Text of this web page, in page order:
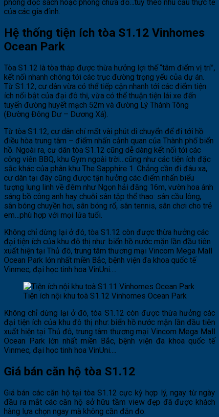
phòng đọc sách hoặc phòng chứa đồ…tùy theo nhu cầu thực tế
của các gia đình.
Hệ thống tiện ích tòa S1.12 Vinhomes
Ocean Park
Tòa S1.12 là tòa tháp được thừa hưởng lợi thế “tâm điểm vị trí”,
kết nối nhanh chóng tới các trục đường trọng yếu của dự án.
Từ S1.12, cư dân vừa có thể tiếp cận nhanh tới các điểm tiện
ích nổi bật của đại đô thị, vừa có thể thuận tiện lái xe đến
tuyến đường huyết mạch 52m và đường Lý Thánh Tông
(Đường Đông Dư – Dương Xá).
Từ tòa S1.12, cư dân chỉ mất vài phút di chuyển để đi tới hồ
điều hòa trung tâm – điểm nhấn cảnh quan của Thành phố biển
hồ. Ngoài ra, cư dân tòa S1.12 cũng dễ dàng kết nối tới các
công viên BBQ, khu Gym ngoài trời…cũng như các tiện ích đặc
sắc khác của phân khu The Sapphire 1. Chẳng cần đi đâu xa,
cư dân tại đây cũng được tận hưởng các điểm nhấn biểu
tượng lung linh về đêm như Ngọn hải đăng 16m, vườn hoa ánh
sáng bồ công anh hay chuỗi sân tập thể thao: sân cầu lông,
sân bóng chuyền hơi, sân bóng rổ, sân tennis, sân chơi cho trẻ
em…phù hợp với mọi lứa tuổi.
Không chỉ dừng lại ở đó, tòa S1.12 còn được thừa hưởng các
đại tiện ích của khu đô thị như: biển hồ nước mặn lần đầu tiên
xuất hiện tại Thủ đô, trung tâm thương mại Vincom Mega Mall
Ocean Park lớn nhất miền Bắc, bệnh viện đa khoa quốc tế
Vinmec, đại học tinh hoa VinUni….
Tiện ích nội khu toà S1.12 Vinhomes Ocean Park
Không chỉ dừng lại ở đó, tòa S1.12 còn được thừa hưởng các
đại tiện ích của khu đô thị như: biển hồ nước mặn lần đầu tiên
xuất hiện tại Thủ đô, trung tâm thương mại Vincom Mega Mall
Ocean Park lớn nhất miền Bắc, bệnh viện đa khoa quốc tế
Vinmec, đại học tinh hoa VinUni….
Giá bán căn hộ tòa S1.12
Giá bán các căn hộ tại tòa S1.12 cực kỳ hợp lý, ngay từ ngày
đầu ra mắt các căn hộ sở hữu tầm view đẹp đã được khách
hàng lựa chọn ngay mà không cần đắn đo.